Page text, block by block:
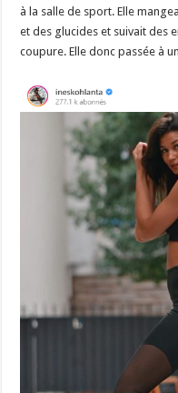
à la salle de sport. Elle
et des glucides et suivait des
coupure. Elle donc passée à